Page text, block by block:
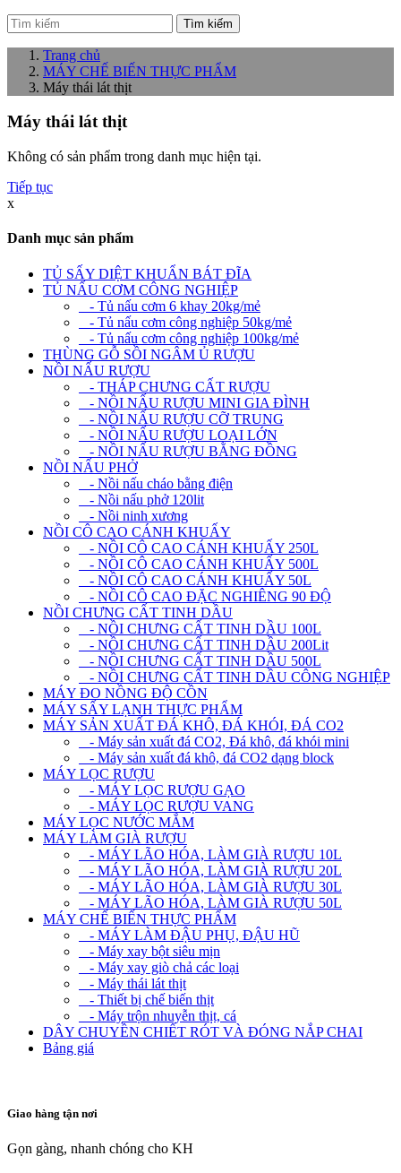
Tìm kiếm
Trang chủ
MÁY CHẾ BIẾN THỰC PHẨM
Máy thái lát thịt
Máy thái lát thịt
Không có sản phẩm trong danh mục hiện tại.
Tiếp tục
x
Danh mục sản phẩm
TỦ SẤY DIỆT KHUẨN BÁT ĐĨA
TỦ NẤU CƠM CÔNG NGHIỆP
- Tủ nấu cơm 6 khay 20kg/mẻ
- Tủ nấu cơm công nghiệp 50kg/mẻ
- Tủ nấu cơm công nghiệp 100kg/mẻ
THÙNG GỖ SỒI NGÂM Ủ RƯỢU
NỒI NẤU RƯỢU
- THÁP CHƯNG CẤT RƯỢU
- NỒI NẤU RƯỢU MINI GIA ĐÌNH
- NỒI NẤU RƯỢU CỠ TRUNG
- NỒI NẤU RƯỢU LOẠI LỚN
- NỒI NẤU RƯỢU BẰNG ĐỒNG
NỒI NẤU PHỞ
- Nồi nấu cháo bằng điện
- Nồi nấu phở 120lit
- Nồi ninh xương
NỒI CÔ CAO CÁNH KHUẤY
- NỒI CÔ CAO CÁNH KHUẤY 250L
- NỒI CÔ CAO CÁNH KHUẤY 500L
- NỒI CÔ CAO CÁNH KHUẤY 50L
- NỒI CÔ CAO ĐẶC NGHIÊNG 90 ĐỘ
NỒI CHƯNG CẤT TINH DẦU
- NỒI CHƯNG CẤT TINH DẦU 100L
- NỒI CHƯNG CẤT TINH DẦU 200Lit
- NỒI CHƯNG CẤT TINH DẦU 500L
- NỒI CHƯNG CẤT TINH DẦU CÔNG NGHIỆP
MÁY ĐO NỒNG ĐỘ CỒN
MÁY SẤY LẠNH THỰC PHẨM
MÁY SẢN XUẤT ĐÁ KHÔ, ĐÁ KHÓI, ĐÁ CO2
- Máy sản xuất đá CO2, Đá khô, đá khói mini
- Máy sản xuất đá khô, đá CO2 dạng block
MÁY LỌC RƯỢU
- MÁY LỌC RƯỢU GẠO
- MÁY LỌC RƯỢU VANG
MÁY LỌC NƯỚC MẮM
MÁY LÀM GIÀ RƯỢU
- MÁY LÃO HÓA, LÀM GIÀ RƯỢU 10L
- MÁY LÃO HÓA, LÀM GIÀ RƯỢU 20L
- MÁY LÃO HÓA, LÀM GIÀ RƯỢU 30L
- MÁY LÃO HÓA, LÀM GIÀ RƯỢU 50L
MÁY CHẾ BIẾN THỰC PHẨM
- MÁY LÀM ĐẬU PHỤ, ĐẬU HŨ
- Máy xay bột siêu mịn
- Máy xay giò chả các loại
- Máy thái lát thịt
- Thiết bị chế biến thịt
- Máy trộn nhuyễn thịt, cá
DÂY CHUYỀN CHIẾT RÓT VÀ ĐÓNG NẮP CHAI
Bảng giá
Giao hàng tận nơi
Gọn gàng, nhanh chóng cho KH